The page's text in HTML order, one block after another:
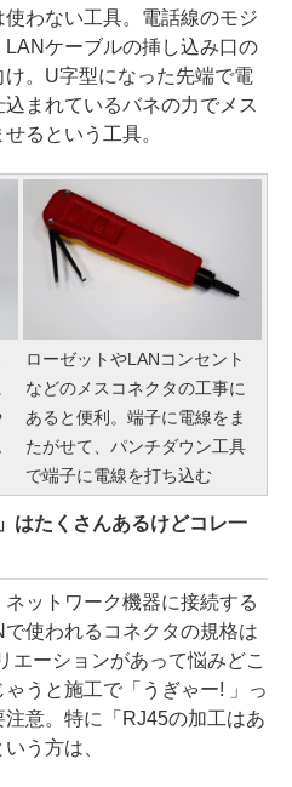
わない工具。電話線のモジ
LANケーブルの挿し込み口の
。U字型になった先端で電
まれているバネの力でメス
るという工具。
ローゼットやLANコンセント
などのメスコネクタの工事に
あると便利。端子に電線をま
たがせて、パンチダウン工具
で端子に電線を打ち込む
はたくさんあるけどコレ一
ットワーク機器に接続する
で使われるコネクタの規格は
エーションがあって悩みどこ
うと施工で「うぎゃー! 」っ
意。特に「RJ45の加工はあ
う方は、